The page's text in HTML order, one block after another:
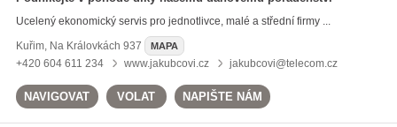
Všechny související štítky
Ucelený ekonomický servis pro jednotlivce, malé a střední firmy ...
Kuřim, Na Královkách 937 MAPA
+420 604 611 234 www.jakubcovi.cz jakubcovi@telecom.cz
NAVIGOVAT VOLAT NAPIŠTE NÁM